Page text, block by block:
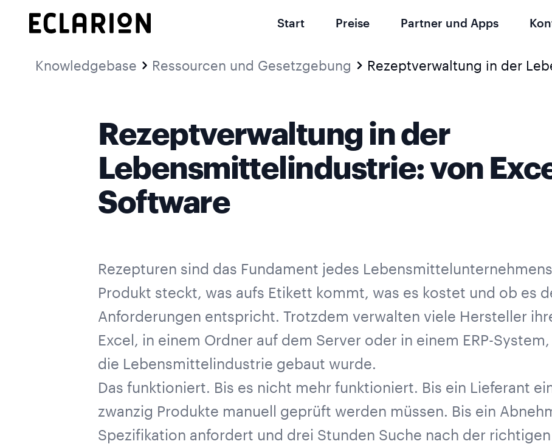
Start Preise Partner und Apps
Knowledgebase Ressourcen und Gesetzgebung
Rezeptverwaltung in der
Lebensmittelindustrie: von
Software
Rezepturen sind das Fundament jedes
Produkt steckt, was aufs Etikett kommt, was es kostet und ob es
Anforderungen entspricht. Trotzdem verwalten viele Hersteller
Excel, in einem Ordner auf dem Server oder in einem ERP-
die Lebensmittelindustrie gebaut wurde.
Das funktioniert. Bis es nicht mehr funktioniert. Bis ein Lieferant
zwanzig Produkte manuell geprüft werden müssen. Bis ein
Spezifikation anfordert und drei Stunden Suche nach der